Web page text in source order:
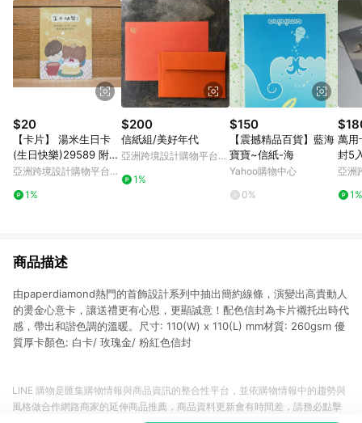
$20
【卡片】 湯米生日卡
(生日快樂)29589 附信
封
亞洲跨境設計購物平台
1%
$200
信紙組/美好年代
亞洲跨境設計購物平台
1%
$150
【震撼精品百貨】藍海
寶寶~信紙-海
Yahoo購物中心
0%
萬用
封5
亞洲
1%
商品描述
由paperdiamond熱門的首飾設計系列中抽出簡約線條，演變出高貴動人
的燙金心意卡，讓送禮更有心思，更顯誠意！配色信封為卡片襯托出時代
感，帶出和諧色調的溫暖。尺寸: 110(W) x 110(L) mm材質: 260gsm 優
質厚卡顏色: 白卡/ 玫瑰金/ 粉紅色信封
LINE 購物是匯集購物情報與商品資訊的整合性平台，並依購物情報中的趨勢與
風格做合作網路商家的延伸商品推薦，商品資料更新會有時間差，請務必點擊